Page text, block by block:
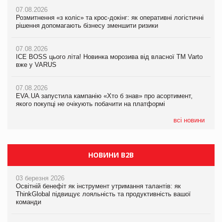
07.08.2026
Розмитнення «з коліс» та крос-докінг: як оперативні логістичні
рішення допомагають бізнесу зменшити ризики
07.08.2026
ICE BOSS цього літа! Новинка морозива від власної ТМ Varto
вже у VARUS
07.08.2026
EVA.UA запустила кампанію «Хто б знав» про асортимент,
якого покупці не очікують побачити на платформі
всі новини
07.08.2026
EVA.UA запустила кампанію «Хто б знав» про асортимент,
06.08.2026
Смачна новинка для хвостатих: у VARUS з’явилися паучі
05.08.2026
Мережа супермаркетів VARUS купує мережу магазинів
07.08.2026
Kraft Heinz скоротила збиток у першому півріччі
Продажі Hugo Boss впали на 9%
НОВИНИ B2B
03 березня 2026
Освітній бенефіт як інструмент утримання талантів: як
ThinkGlobal підвищує лояльність та продуктивність вашої
команди